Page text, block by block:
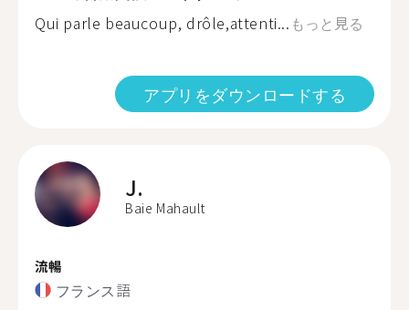
Qui parle beaucoup, drôle,attenti... もっと見る
アプリをダウンロードする
J.
Baie Mahault
流暢
フランス語